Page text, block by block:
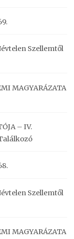
Szellemtől
MAGYARÁZATA
– IV.
Szellemtől
MAGYARÁZATA